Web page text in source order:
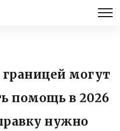
могут
помощь в 2026
нужно